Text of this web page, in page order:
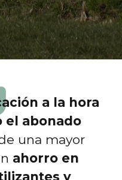
a la hora
el abonado
una mayor
ahorro en
y